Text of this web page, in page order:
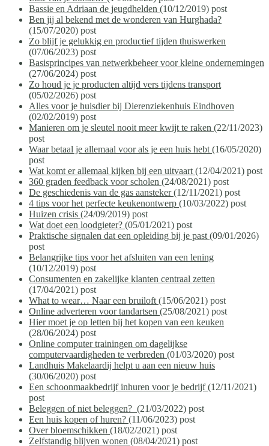
Bassie en Adriaan de jeugdhelden (10/12/2019) post
Ben jij al bekend met de wonderen van Hurghada?
(15/07/2020) post
Zo blijf je gelukkig en productief tijden thuiswerken
(07/06/2023) post
Basisprincipes van netwerkbeheer voor kleine ondernemingen
(27/06/2024) post
Zo houd je je producten altijd vers tijdens transport
(05/02/2026) post
Alles voor je huisdier bij Dierenziekenhuis Eindhoven
(02/02/2019) post
Manieren om je sleutel nooit meer kwijt te raken (22/11/2023)
post
Waar betaal je allemaal voor als je een huis hebt (16/05/2020)
post
Wat komt er allemaal kijken bij een uitvaart (12/04/2021) post
360 graden feedback voor scholen (24/08/2021) post
De geschiedenis van de gas aansteker(12/11/2021) post
4 tips voor het perfecte keukenontwerp (10/03/2022) post
Huizen crisis (24/09/2019) post
Wat doet een loodgieter? (05/01/2021) post
Praktische signalen dat een opleiding bij je past (09/01/2026)
post
Belangrijke tips voor het afsluiten van een lening
(10/12/2019) post
Consumenten en zakelijke klanten centraal zetten
(17/04/2021) post
What to wear… Naar een bruiloft (15/06/2021) post
Online adverteren voor tandartsen (25/08/2021) post
Hier moet je op letten bij het kopen van een keuken
(28/06/2024) post
Online computer trainingen om dagelijkse
computervaardigheden te verbreden (01/03/2020) post
Landhuis Makelaardij helpt u aan een nieuw huis
(30/06/2020) post
Een schoonmaakbedrijf inhuren voor je bedrijf(12/11/2021)
post
Beleggen of niet beleggen? (21/03/2022) post
Een huis kopen of huren? (11/06/2023) post
Over bloemschikken (18/02/2021) post
Zelfstandig blijven wonen (08/04/2021) post